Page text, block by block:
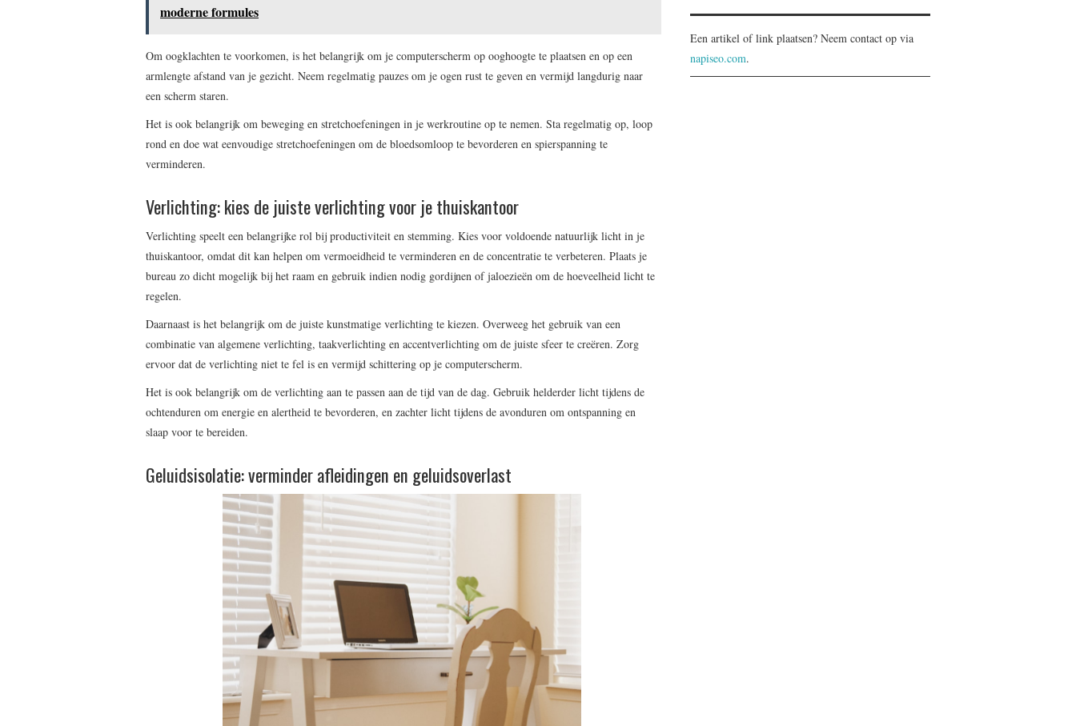
moderne formules
Om oogklachten te voorkomen, is het belangrijk om je computerscherm op ooghoogte te plaatsen en op een
armlengte afstand van je gezicht. Neem regelmatig pauzes om je ogen rust te geven en vermijd langdurig naar
een scherm staren.
Het is ook belangrijk om beweging en stretchoefeningen in je werkroutine op te nemen. Sta regelmatig op, loop
rond en doe wat eenvoudige stretchoefeningen om de bloedsomloop te bevorderen en spierspanning te
verminderen.
Verlichting: kies de juiste verlichting voor je thuiskantoor
Verlichting speelt een belangrijke rol bij productiviteit en stemming. Kies voor voldoende natuurlijk licht in je
thuiskantoor, omdat dit kan helpen om vermoeidheid te verminderen en de concentratie te verbeteren. Plaats je
bureau zo dicht mogelijk bij het raam en gebruik indien nodig gordijnen of jaloezieën om de hoeveelheid licht te
regelen.
Daarnaast is het belangrijk om de juiste kunstmatige verlichting te kiezen. Overweeg het gebruik van een
combinatie van algemene verlichting, taakverlichting en accentverlichting om de juiste sfeer te creëren. Zorg
ervoor dat de verlichting niet te fel is en vermijd schittering op je computerscherm.
Het is ook belangrijk om de verlichting aan te passen aan de tijd van de dag. Gebruik helderder licht tijdens de
ochtenduren om energie en alertheid te bevorderen, en zachter licht tijdens de avonduren om ontspanning en
slaap voor te bereiden.
Geluidsisolatie: verminder afleidingen en geluidsoverlast
Een artikel of link plaatsen? Neem contact op via
napiseo.com.